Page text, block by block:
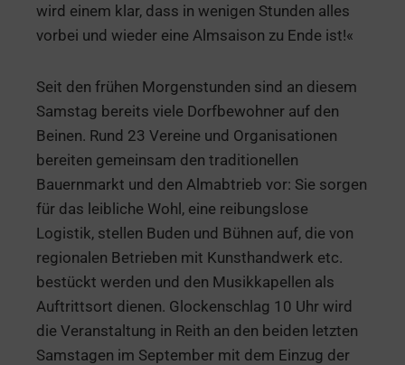
wird einem klar, dass in wenigen Stunden alles
vorbei und wieder eine Almsaison zu Ende ist!«
Seit den frühen Morgenstunden sind an diesem
Samstag bereits viele Dorfbewohner auf den
Beinen. Rund 23 Vereine und Organisationen
bereiten gemeinsam den traditionellen
Bauernmarkt und den Almabtrieb vor: Sie sorgen
für das leibliche Wohl, eine reibungslose
Logistik, stellen Buden und Bühnen auf, die von
regionalen Betrieben mit Kunsthandwerk etc.
bestückt werden und den Musikkapellen als
Auftrittsort dienen. Glockenschlag 10 Uhr wird
die Veranstaltung in Reith an den beiden letzten
Samstagen im September mit dem Einzug der